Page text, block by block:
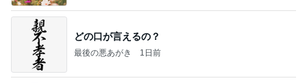
どの口が言えるの？
最後の悪あがき 1日前